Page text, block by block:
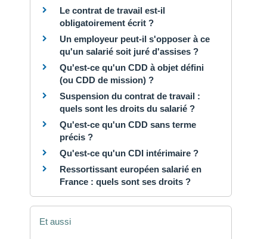
Le contrat de travail est-il
obligatoirement écrit ?
Un employeur peut-il s'opposer à ce
qu'un salarié soit juré d'assises ?
Qu'est-ce qu'un CDD à objet défini
(ou CDD de mission) ?
Suspension du contrat de travail :
quels sont les droits du salarié ?
Qu'est-ce qu'un CDD sans terme
précis ?
Qu'est-ce qu'un CDI intérimaire ?
Ressortissant européen salarié en
France : quels sont ses droits ?
Et aussi